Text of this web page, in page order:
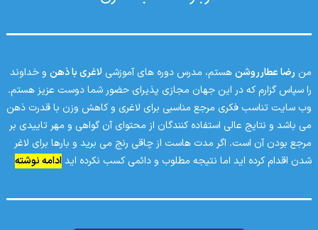
من رضا عطارروشنهستم، مدرس دوره های آموزشی لاغری با ذهن و خداوند
را سپاس گزارم که در این جهان مجازی پذیرای حضور شما دوست عزیز هستم.
وب سایت تناسب فکری مرجع مناسبی برای لاغری و کاهش وزن با قدرت ذهن
می باشد و نتایج عالی استفاده کنندگان از محتوای آن گواهی و مهر تاییدی بر
مرجع بودن آن است. اگر مدت هاست از چاقی رنج می برید و بارها برای لاغر
شدن اقدام کرده اید اما نتیجه مطلوب و دائمی کسب نکرده ایدادامه نوشته